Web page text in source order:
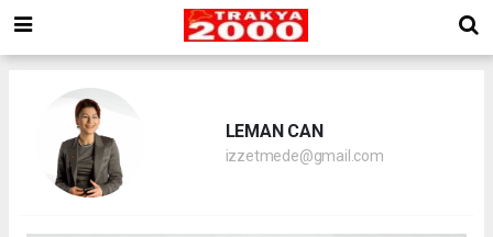
LEMAN CAN
izzetmede@gmail.com